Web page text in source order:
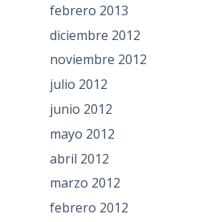
febrero 2013
diciembre 2012
noviembre 2012
julio 2012
junio 2012
mayo 2012
abril 2012
marzo 2012
febrero 2012